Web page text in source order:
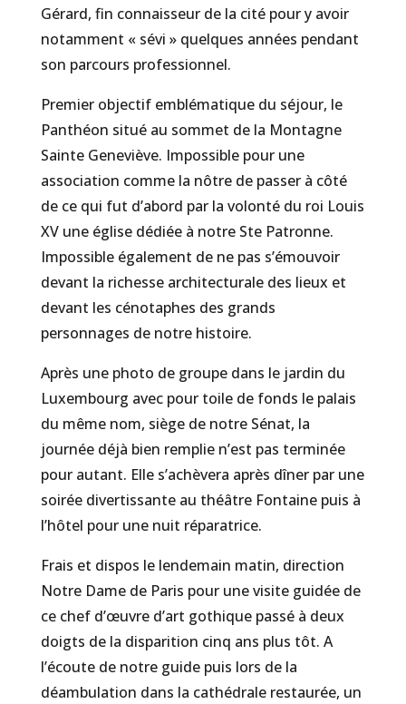
Gérard, fin connaisseur de la cité pour y avoir
notamment « sévi » quelques années pendant
son parcours professionnel.
Premier objectif emblématique du séjour, le
Panthéon situé au sommet de la Montagne
Sainte Geneviève. Impossible pour une
association comme la nôtre de passer à côté
de ce qui fut d’abord par la volonté du roi Louis
XV une église dédiée à notre Ste Patronne.
Impossible également de ne pas s’émouvoir
devant la richesse architecturale des lieux et
devant les cénotaphes des grands
personnages de notre histoire.
Après une photo de groupe dans le jardin du
Luxembourg avec pour toile de fonds le palais
du même nom, siège de notre Sénat, la
journée déjà bien remplie n’est pas terminée
pour autant. Elle s’achèvera après dîner par une
soirée divertissante au théâtre Fontaine puis à
l’hôtel pour une nuit réparatrice.
Frais et dispos le lendemain matin, direction
Notre Dame de Paris pour une visite guidée de
ce chef d’œuvre d’art gothique passé à deux
doigts de la disparition cinq ans plus tôt. A
l’écoute de notre guide puis lors de la
déambulation dans la cathédrale restaurée, un